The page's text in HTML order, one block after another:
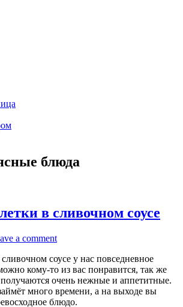
блюда
в сливочном соусе
a comment
соусе у нас повседневное
кому-то из вас понравится, так же
очень нежные и аппетитные.
много времени, а на выходе вы
блюдо.